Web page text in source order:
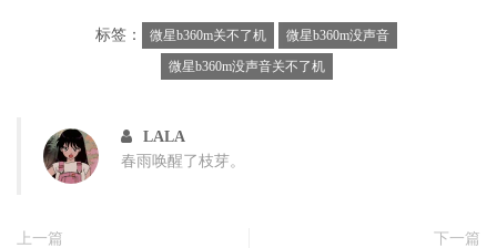
标签： 微星b360m关不了机
微星b360m没声音
微星b360m没声音关不了机
LALA
春雨唤醒了枝芽。
上一篇
下一篇